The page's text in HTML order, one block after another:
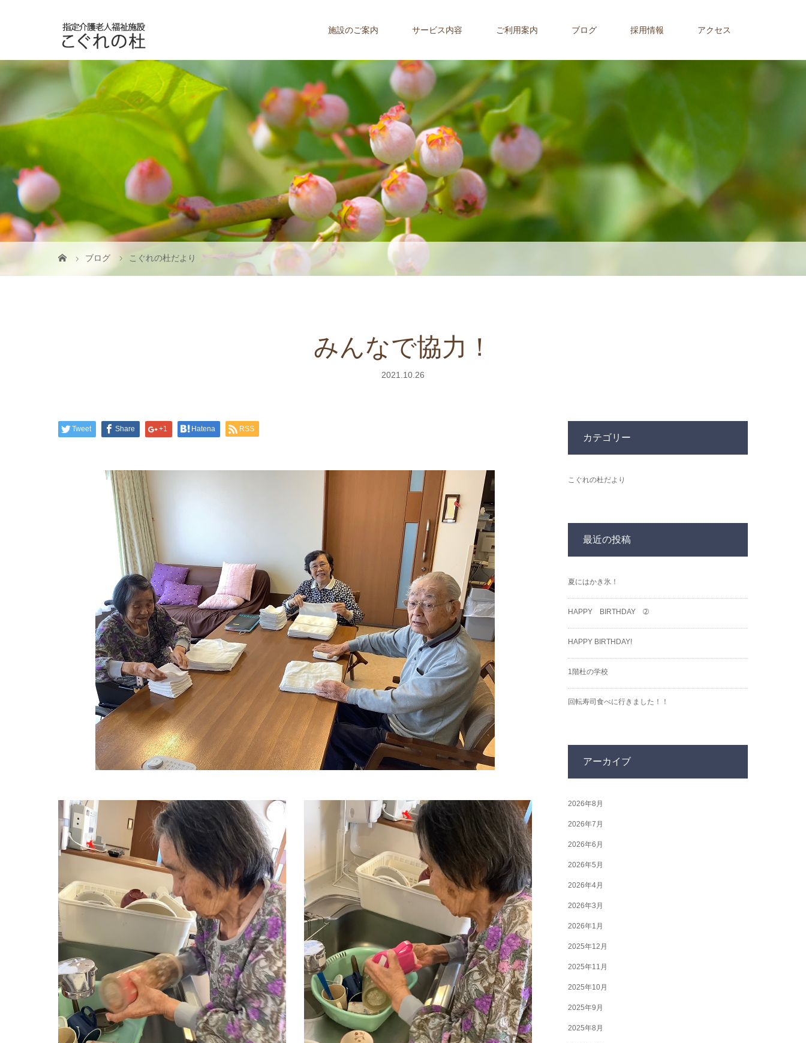
施設のご案内 サービス内容 ご利用案内 ブログ 採用情報 アクセス
ブログ こぐれの杜だより
みんなで協力！
2021.10.26
Tweet Share +1 Hatena RSS
カテゴリー
こぐれの杜だより
最近の投稿
夏にはかき氷！
HAPPY BIRTHDAY ➁
HAPPY BIRTHDAY!
1階杜の学校
回転寿司食べに行きました！！
アーカイブ
2026年8月
2026年7月
2026年6月
2026年5月
2026年4月
2026年3月
2026年1月
2025年12月
2025年11月
2025年10月
2025年9月
2025年8月